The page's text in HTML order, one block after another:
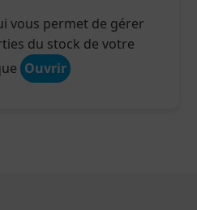
vous permet de gérer
du stock de votre
Ouvrir